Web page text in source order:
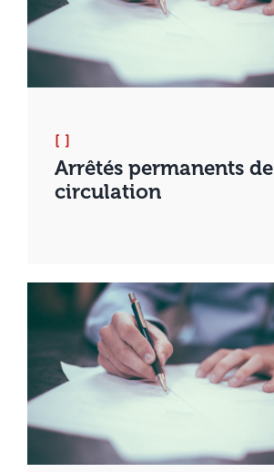
[ ]
Arrêtés permanents de
circulation